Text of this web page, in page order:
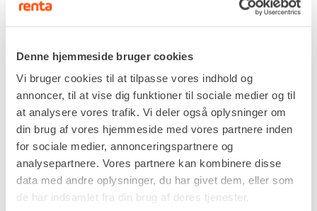
Denne hjemmeside bruger cookies
Vi bruger cookies til at tilpasse vores indhold og
annoncer, til at vise dig funktioner til sociale medier og til
at analysere vores trafik. Vi deler også oplysninger om
din brug af vores hjemmeside med vores partnere inden
for sociale medier, annonceringspartnere og
analysepartnere. Vores partnere kan kombinere disse
data med andre oplysninger, du har givet dem, eller som
de har indsamlet fra din brug af deres tjenester.
omklædningsskabe – ét til arbejdstøj og ét til
hverdagstøj. Det giver orden, god hygiejne og
vinduet i gavlen er der skodder, som fungerer både
som solafskærmning og indbrudssikring, når de er
lukket ned.
Vognen er solidt bygget med isolerede vægge, så
den kan anvendes hele året rundt. De indbyggede
radiatorer holder en stabil og behagelig
temperatur, selv på kolde vinterdage. Etablering af
strøm sker hurtigt via 400v stikket, mens
brugsvand og afløb tilkobles ubesværet med de